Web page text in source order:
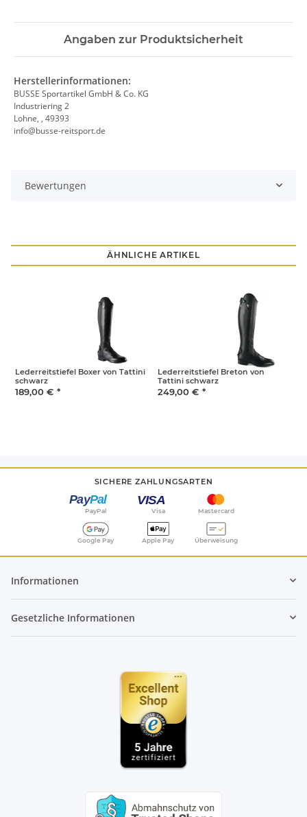
Angaben zur Produktsicherheit
Herstellerinformationen:
BUSSE Sportartikel GmbH & Co. KG
Industriering 2
Lohne, , 49393
info@busse-reitsport.de
Bewertungen
ÄHNLICHE ARTIKEL
Lederreitstiefel Boxer von Tattini
schwarz
189,00 € *
Lederreitstiefel Breton von
Tattini schwarz
249,00 € *
SICHERE ZAHLUNGSARTEN
PayPal Visa Mastercard
Google Pay Apple Pay Überweisung
Informationen
Gesetzliche Informationen